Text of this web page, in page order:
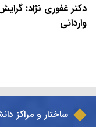
دکتر غفوری نژاد:
وارداتی
ساختار و مراکز